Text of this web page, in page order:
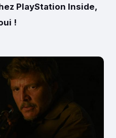
PlayStation Inside,
!